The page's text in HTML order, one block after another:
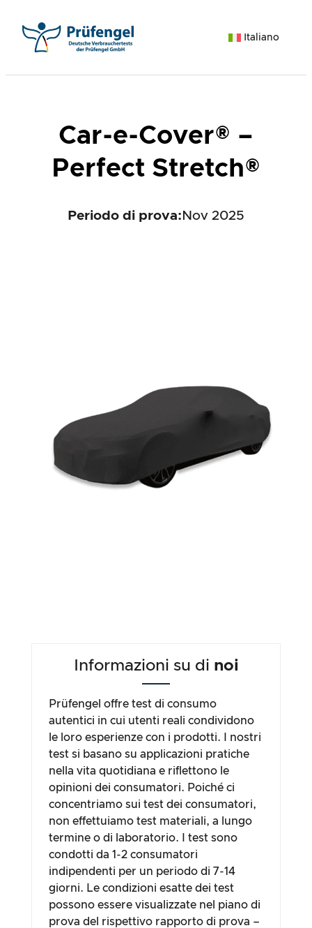
contenuto
Italiano
Car-e-Cover® –
Perfect Stretch®
Periodo di prova: Nov 2025
Informazioni su di noi
Prüfengel offre test di consumo
autentici in cui utenti reali condividono
le loro esperienze con i prodotti. I nostri
test si basano su applicazioni pratiche
nella vita quotidiana e riflettono le
opinioni dei consumatori. Poiché ci
concentriamo sui test dei consumatori,
non effettuiamo test materiali, a lungo
termine o di laboratorio. I test sono
condotti da 1-2 consumatori
indipendenti per un periodo di 7-14
giorni. Le condizioni esatte dei test
possono essere visualizzate nel piano di
prova del rispettivo rapporto di prova –